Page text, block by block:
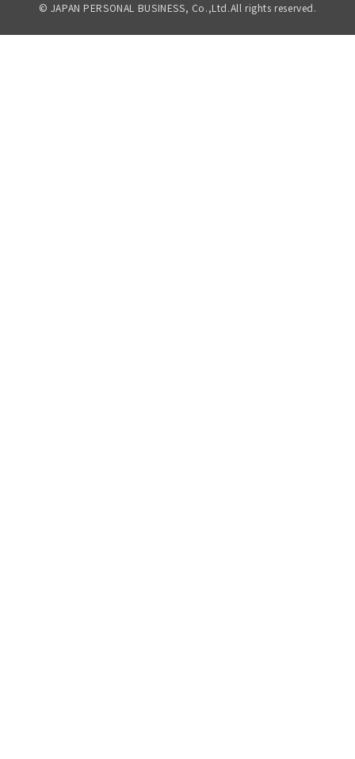
© JAPAN PERSONAL BUSINESS, Co.,Ltd.All rights reserved.